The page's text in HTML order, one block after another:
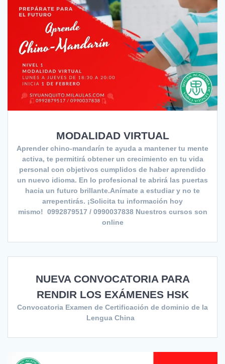
MODALIDAD VIRTUAL
Aprender chino-mandarín te ayuda a mantener tu mente
activa, te permitirá obtener un crecimiento en tu vida
personal con objetivos cumplidos de haber aprendido
un nuevo idioma. En lo profesional te abrirá las puertas
hacia un futuro brillante.Anímate a estudiar y no te
arrepentirás. ¡Solicita tu información hoy
mismo! 0992879517 / 0990037838 Nuestros cursos son
online
NUEVA CONVOCATORIA PARA
RENDIR LOS EXÁMENES HSK
Convocatoria Examen de Certificación de dominio de la
Lengua China